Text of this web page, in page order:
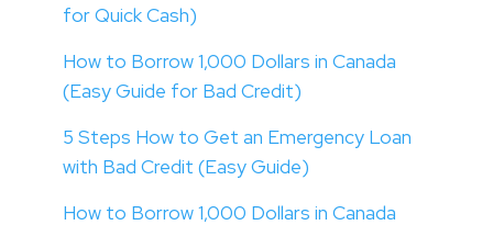
for Quick Cash)
How to Borrow 1,000 Dollars in Canada
(Easy Guide for Bad Credit)
5 Steps How to Get an Emergency Loan
with Bad Credit (Easy Guide)
How to Borrow 1,000 Dollars in Canada